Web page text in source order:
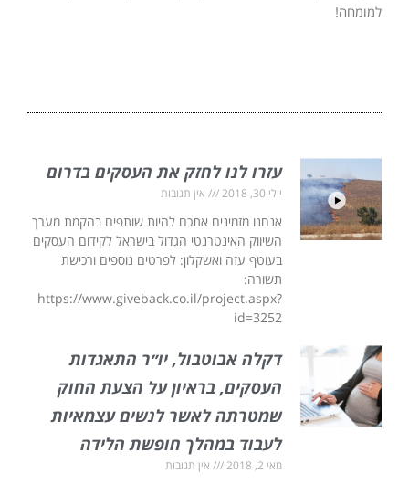
למומחה!
עזרו לנו לחזק את העסקים בדרום
יולי 30, 2018 אין תגובות
אנחנו מזמינים אתכם להיות שותפים בהקמת מערך
השיווק האינטרנטי הגדול בישראל לקידום העסקים
בעוטף עזה ואשקלון: לפרטים נוספים ורכישת
תשורה:
https://www.giveback.co.il/project.aspx?
id=3252
דקלה אבוטבול, יו״ר התאגדות
העסקים, בראיון על הצעת החוק
שמטרתה לאשר לנשים עצמאיות
לעבוד במהלך חופשת הלידה
מאי 2, 2018 אין תגובות